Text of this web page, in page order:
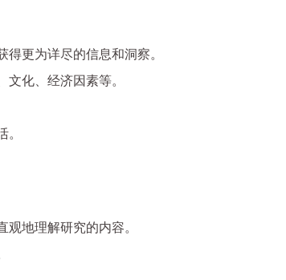
更为详尽的信息和洞察。
化、经济因素等。
地理解研究的内容。